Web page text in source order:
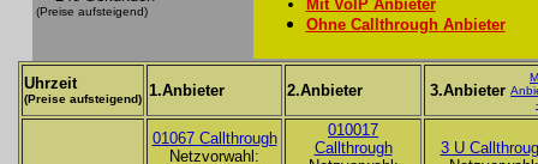
(Preise aufsteigend)
Mit VoIP Anbieter
Ohne Callthrough Anbieter
Uhrzeit
(Preise aufsteigend) 1.Anbieter 2.Anbieter 3.Anbieter
01067 Callthrough
Netzvorwahl:
010017
Callthrough
3 U